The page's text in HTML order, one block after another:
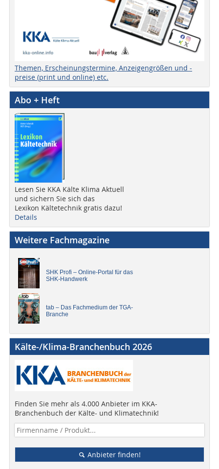
Themen, Erscheinungstermine, Anzeigengrößen und -
preise (print und online) etc.
Abo + Heft
Lesen Sie KKA Kälte Klima Aktuell
und sichern Sie sich das
Lexikon Kältetechnik gratis dazu!
Details
Weitere Fachmagazine
SHK Profi – Online-Portal für das
SHK-Handwerk
tab – Das Fachmedium der TGA-
Branche
Kälte-/Klima-Branchenbuch 2026
Finden Sie mehr als 4.000 Anbieter im KKA-
Branchenbuch der Kälte- und Klimatechnik!
Anbieter finden!